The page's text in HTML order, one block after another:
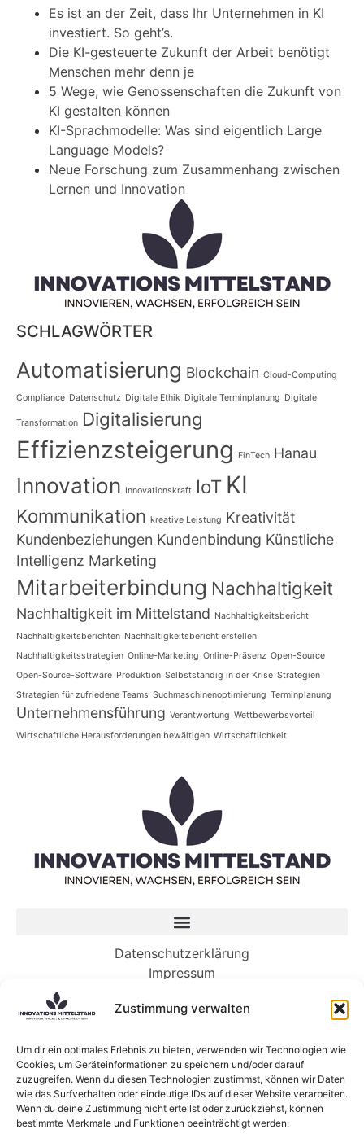
Zustimmung verwalten
Um dir ein optimales Erlebnis zu bieten, verwenden wir Technologien wie
Cookies, um Geräteinformationen zu speichern und/oder darauf
zuzugreifen. Wenn du diesen Technologien zustimmst, können wir Daten
wie das Surfverhalten oder eindeutige IDs auf dieser Website verarbeiten.
Wenn du deine Zustimmung nicht erteilst oder zurückziehst, können
bestimmte Merkmale und Funktionen beeinträchtigt werden.
Es ist an der Zeit, dass Ihr Unternehmen in KI
investiert. So geht’s.
Die KI-gesteuerte Zukunft der Arbeit benötigt
Menschen mehr denn je
5 Wege, wie Genossenschaften die Zukunft von
KI gestalten können
KI-Sprachmodelle: Was sind eigentlich Large
Language Models?
Neue Forschung zum Zusammenhang zwischen
Lernen und Innovation
SCHLAGWÖRTER
Automatisierung Blockchain Cloud-Computing
Compliance Datenschutz Digitale Ethik Digitale Terminplanung Digitale
Transformation Digitalisierung
Effizienzsteigerung FinTech Hanau
Innovation Innovationskraft IoT KI
Kommunikation kreative Leistung Kreativität
Kundenbeziehungen Kundenbindung Künstliche
Intelligenz Marketing
Mitarbeiterbindung Nachhaltigkeit
Nachhaltigkeit im Mittelstand Nachhaltigkeitsbericht
Nachhaltigkeitsberichten Nachhaltigkeitsbericht erstellen
Nachhaltigkeitsstrategien Online-Marketing Online-Präsenz Open-Source
Open-Source-Software Produktion Selbstständig in der Krise Strategien
Strategien für zufriedene Teams Suchmaschinenoptimierung Terminplanung
Unternehmensführung Verantwortung Wettbewerbsvorteil
Wirtschaftliche Herausforderungen bewältigen Wirtschaftlichkeit
Datenschutzerklärung
Impressum
Neueste Beiträge
Es ist an der Zeit, dass Ihr Unternehmen in KI
investiert. So geht’s.
Die KI-gesteuerte Zukunft der Arbeit benötigt
Menschen mehr denn je
5 Wege, wie Genossenschaften die Zukunft von